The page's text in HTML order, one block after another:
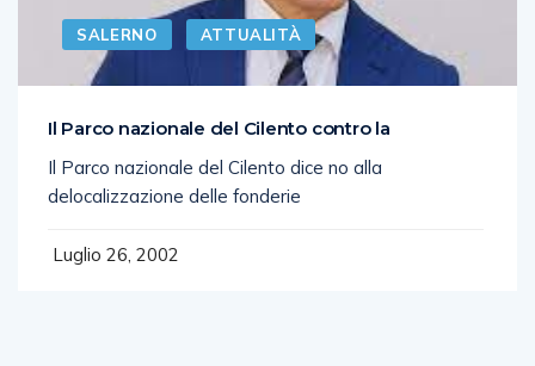
SALERNO ATTUALITÀ
Il Parco nazionale del Cilento contro la
Il Parco nazionale del Cilento dice no alla
delocalizzazione delle fonderie
Luglio 26, 2002